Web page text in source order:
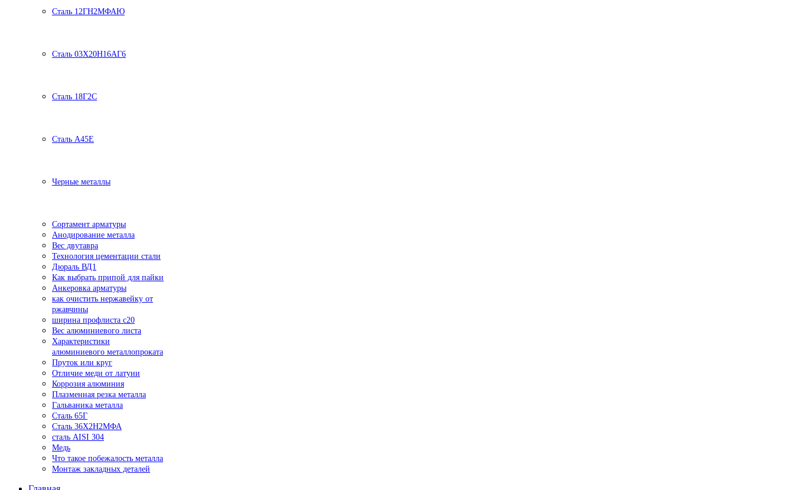
Сталь 12ГН2МФАЮ
Сталь 03Х20Н16АГ6
Сталь 18Г2С
Сталь А45Е
Черные металлы
Сортамент арматуры
Анодирование металла
Вес двутавра
Технология цементации стали
Дюраль ВД1
Как выбрать припой для пайки
Анкеровка арматуры
как очистить нержавейку от
ржавчины
ширина профлиста с20
Вес алюминиевого листа
Характеристики
алюминиевого металлопроката
Пруток или круг
Отличие меди от латуни
Коррозия алюминия
Плазменная резка металла
Гальваника металла
Сталь 65Г
Сталь 36Х2Н2МФА
сталь AISI 304
Медь
Что такое побежалость металла
Монтаж закладных деталей